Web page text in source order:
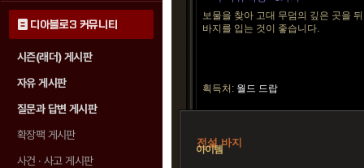
디아블로3 커뮤니티
시즌(래더) 게시판
자유 게시판
질문과 답변 게시판
확장팩 게시판
사건 · 사고 게시판
보물을 찾아 고대 무덤의 깊은 곳을
바지를 입는 것이 좋습니다.
획득처: 월드 드랍
전설 바지
아이템